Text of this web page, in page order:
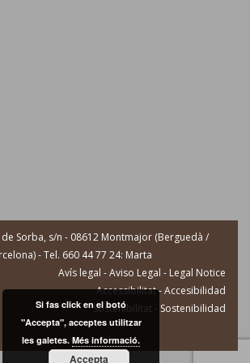
de Sorba, s/n - 08612 Montmajor (Berguedà /
- Tel. 660 44 77 24: Marta
Avís legal - Aviso Legal - Legal Notice
Accessibilitat - Accesibilidad
Sostenibilitat - Sostenibilidad
Si fas click en el botó
"Accepta", acceptes utilitzar
les galetes. Més informació.
Accepta